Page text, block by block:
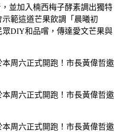
並加入楠西梅子酵素調出獨特
範這道芒果飲調「晨曦初
眾DIY和品嚐，傳達愛文芒果與